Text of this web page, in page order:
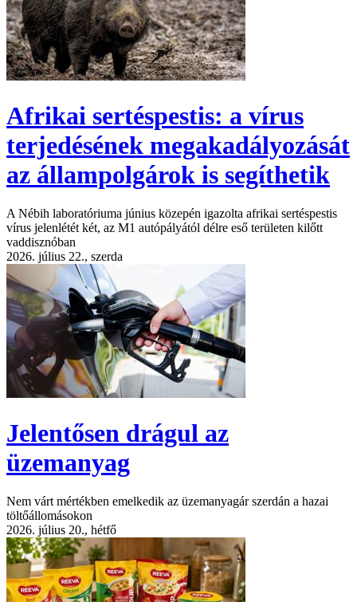
Afrikai sertéspestis: a vírus
terjedésének megakadályozását
az állampolgárok is segíthetik
A Nébih laboratóriuma június közepén igazolta afrikai sertéspestis
vírus jelenlétét két, az M1 autópályától délre eső területen kilőtt
vaddisznóban
2026. július 22., szerda
Jelentősen drágul az
üzemanyag
Nem várt mértékben emelkedik az üzemanyagár szerdán a hazai
töltőállomásokon
2026. július 20., hétfő